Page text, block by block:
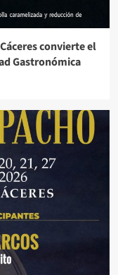
convierte el
Gastronómica